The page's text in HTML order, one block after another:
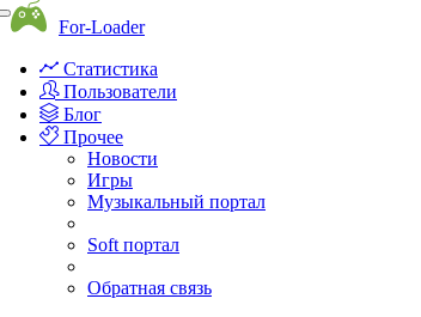
Toggle
navigation
For-Loader
Статистика
Пользователи
Блог
Прочее
Новости
Игры
Музыкальный портал
Soft портал
Обратная связь